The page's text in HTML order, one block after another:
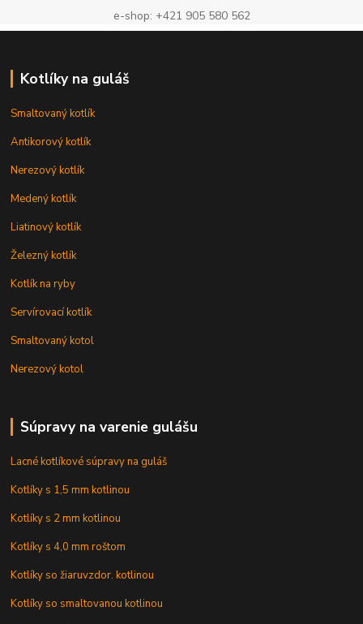
e-shop: +421 905 580 562
Kotlíky na guláš
Smaltovaný kotlík
Antikorový kotlík
Nerezový kotlík
Medený kotlík
Liatinový kotlík
Železný kotlík
Kotlík na ryby
Servírovací kotlík
Smaltovaný kotol
Nerezový kotol
Súpravy na varenie gulášu
Lacné kotlíkové súpravy na guláš
Kotlíky s 1,5 mm kotlinou
Kotlíky s 2 mm kotlinou
Kotlíky s 4,0 mm roštom
Kotlíky so žiaruvzdor. kotlinou
Kotlíky so smaltovanou kotlinou